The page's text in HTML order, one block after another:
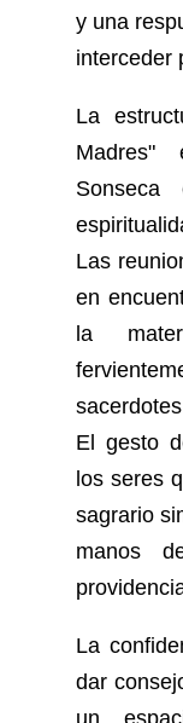
y una
interceder
La
Madres"
Las
en
la
El gesto
los seres
sagrario
manos
La
dar